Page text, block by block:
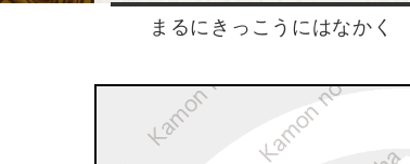
まるにきっこうにはなかく